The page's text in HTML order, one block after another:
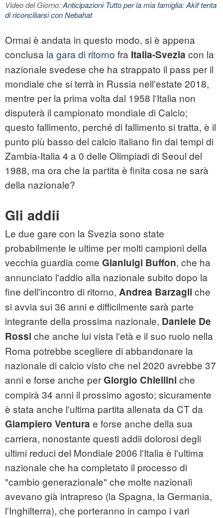
Video del Giorno:Anticipazioni Tutto per la mia famiglia: Akif tenta
di riconciliarsi con Nebahat
Ormai è andata in questo modo, si è appena
conclusa la gara di ritorno fra Italia-Svezia con la
nazionale svedese che ha strappato il pass per il
mondiale che si terrà in Russia nell'estate 2018,
mentre per la prima volta dal 1958 l'Italia non
disputerà il campionato mondiale di Calcio;
questo fallimento, perché di fallimento si tratta, è il
punto più basso del calcio italiano fin dai tempi di
Zambia-Italia 4 a 0 delle Olimpiadi di Seoul del
1988, ma ora che la partita è finita cosa ne sarà
della nazionale?
Gli addii
Le due gare con la Svezia sono state
probabilmente le ultime per molti campioni della
vecchia guardia come Gianluigi Buffon, che ha
annunciato l'addio alla nazionale subito dopo la
fine dell'incontro di ritorno, Andrea Barzagli che
si avvia sui 36 anni e difficilmente sarà parte
integrante della prossima nazionale, Daniele De
Rossi che anche lui vista l'età e il suo ruolo nella
Roma potrebbe scegliere di abbandonare la
nazionale di calcio visto che nel 2020 avrebbe 37
anni e forse anche perGiorgio Chiellini che
compirà 34 anni il prossimo agosto; sicuramente
è stata anche l'ultima partita allenata da CT da
Giampiero Ventura e forse anche della sua
carriera, nonostante questi addii dolorosi degli
ultimi reduci del Mondiale 2006 l'Italia è l'ultima
nazionale che ha completato il processo di
"cambio generazionale" che molte nazionali
avevano già intrapreso (la Spagna, la Germania,
l'Inghilterra), che porteranno in campo i vari